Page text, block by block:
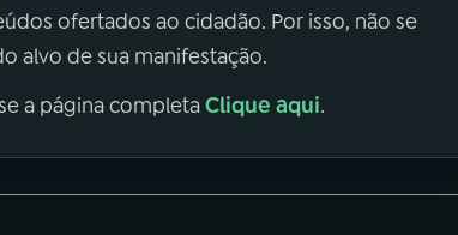
ofertados ao cidadão. Por isso, não se
alvo de sua manifestação.
a página completaClique aqui.